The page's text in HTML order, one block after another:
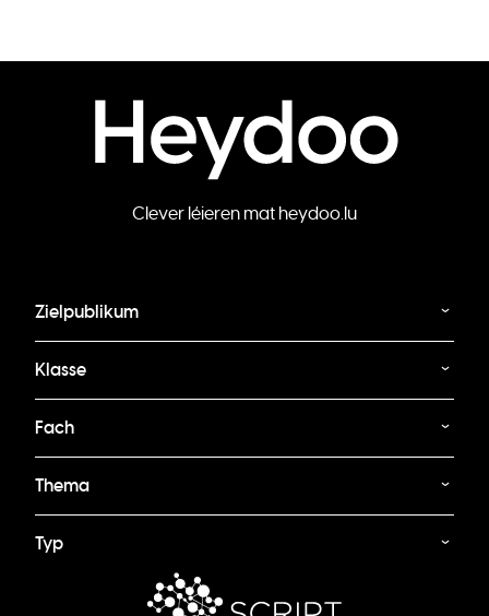
Clever léieren mat heydoo.lu
Zielpublikum
Klasse
Fach
Thema
Typ